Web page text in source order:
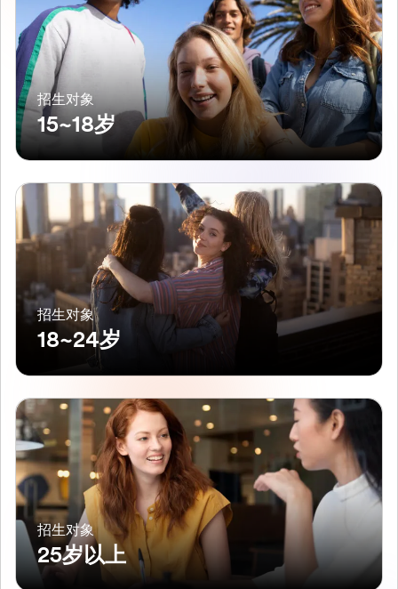
招生对象
15~18岁
招生对象
18~24岁
招生对象
25岁以上